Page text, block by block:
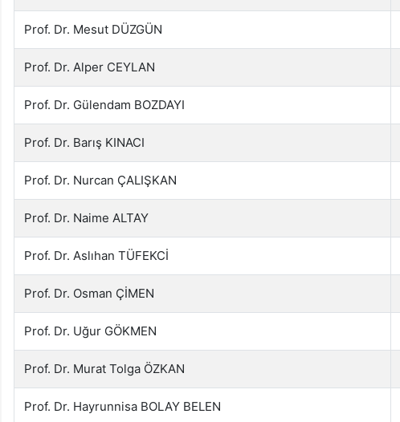
Prof. Dr. Mesut DÜZGÜN
Prof. Dr. Alper CEYLAN
Prof. Dr. Gülendam BOZDAYI
Prof. Dr. Barış KINACI
Prof. Dr. Nurcan ÇALIŞKAN
Prof. Dr. Naime ALTAY
Prof. Dr. Aslıhan TÜFEKCİ
Prof. Dr. Osman ÇİMEN
Prof. Dr. Uğur GÖKMEN
Prof. Dr. Murat Tolga ÖZKAN
Prof. Dr. Hayrunnisa BOLAY BELEN